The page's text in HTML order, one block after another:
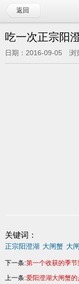
返回
吃一次正宗阳
日期：2016-09-05 浏
关键词：
正宗阳澄湖 大闸蟹 大
下一条:第一个收获的季
上一条:爱阳澄湖大闸蟹的